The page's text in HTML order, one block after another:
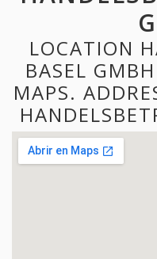
LOCATION
BASEL
MAPS.